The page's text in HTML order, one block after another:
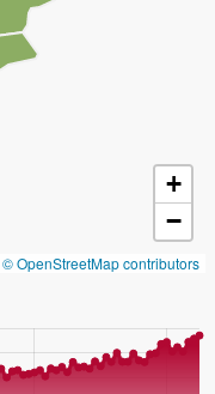
+
−
© OpenStreetMap contributors